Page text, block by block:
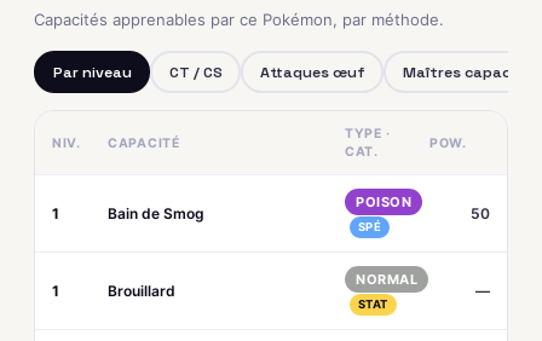
Capacités apprenables par ce Pokémon, par méthode.
Par niveau CT / CS Attaques œuf Maîtres capacités
NIV. CAPACITÉ
TYPE ·
CAT.
POW.
1 Bain de Smog
POISON
SPÉ
50
1 Brouillard
NORMAL
STAT
—